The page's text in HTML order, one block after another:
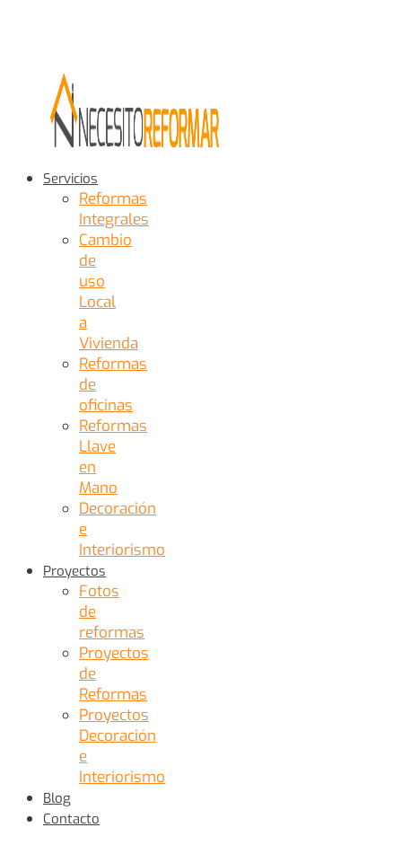
Servicios
Reformas
Integrales
Cambio
de
uso
Local
a
Vivienda
Reformas
de
oficinas
Reformas
Llave
en
Mano
Decoración
e
Interiorismo
Proyectos
Fotos
de
reformas
Proyectos
de
Reformas
Proyectos
Decoración
e
Interiorismo
Blog
Contacto